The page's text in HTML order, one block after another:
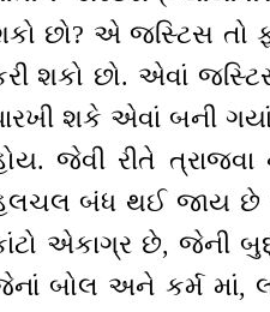
છો? એ જસ્ટિસ
શકો છો. એવાં
શકે એવાં બની
જેવી રીતે
બંધ થઈ જાય છે
એકાગ્ર છે, જેની
બોલ અને કર્મ માં,